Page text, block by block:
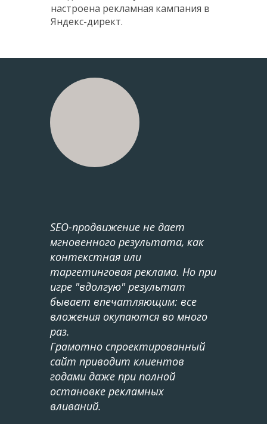
настроена рекламная кампания в
Яндекс-директ.
SEO-продвижение не дает
мгновенного результата, как
контекстная или
таргетинговая реклама. Но при
игре "вдолгую" результат
бывает впечатляющим: все
вложения окупаются во много
раз.
Грамотно спроектированный
сайт приводит клиентов
годами даже при полной
остановке рекламных
вливаний.